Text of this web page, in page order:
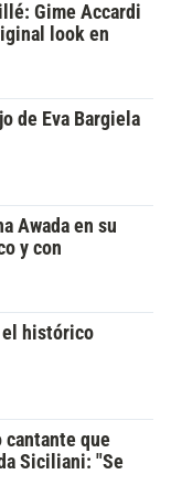
Gime Accardi
look en
de Eva Bargiela
Awada en su
y con
el histórico
cantante que
Siciliani: "Se